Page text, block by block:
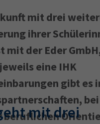
mit drei
ihrer
mit der Eder
eine IHK
gibt es
beruflichen
mit drei